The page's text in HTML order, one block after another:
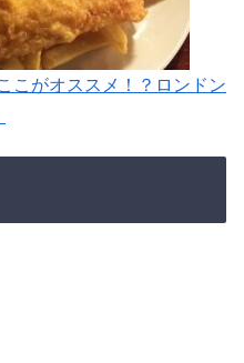
こがオススメ！？ロンドン